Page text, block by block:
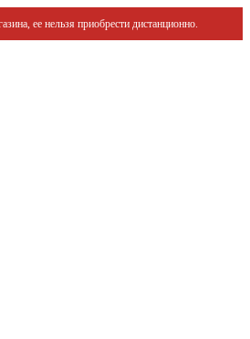
ее нельзя приобрести дистанционно.